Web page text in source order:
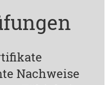
Nachweise